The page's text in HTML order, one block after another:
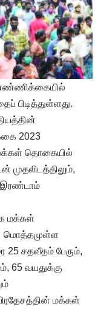
பிடித்துள்ளது.
2023
தொகையில்
முதலிடத்திலும்,
இரண்டாம்
மக்கள்
மொத்தமுள்ள
சதவீதம் பேரும்,
65 வயதுக்கு
மக்கள்